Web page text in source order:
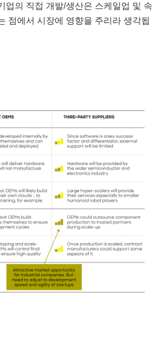
업의 직접 개발/생산은 스케일업 및 속
점에서 시장에 영향을 주리라 생각됩